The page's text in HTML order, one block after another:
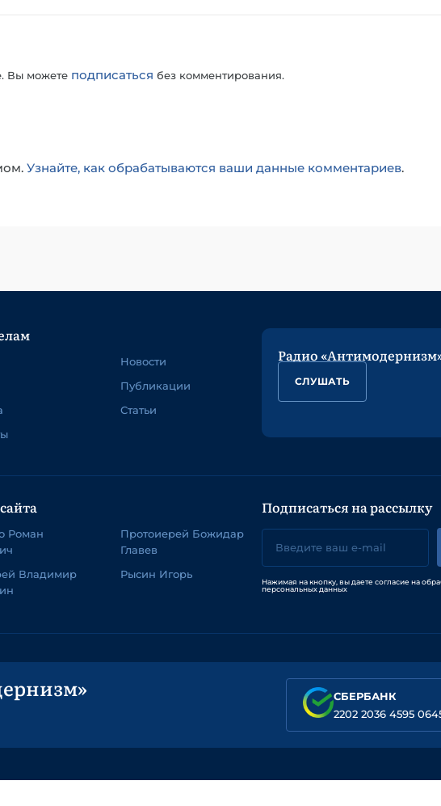
Вы можете подписаться без комментирования.
Узнайте, как обрабатываются ваши данные комментариев.
Новости
Публикации
Статьи
Радио
СЛУШАТЬ
Роман
Владимир
Протоиерей Божидар
Главев
Рысин Игорь
Подписаться на рассылку
Нажимая на кнопку, вы даете согласие на
персональных данных
СБЕРБАНК
2202 2036 4595